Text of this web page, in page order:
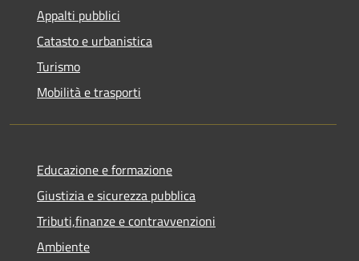
Appalti pubblici
Catasto e urbanistica
Turismo
Mobilità e trasporti
Educazione e formazione
Giustizia e sicurezza pubblica
Tributi,finanze e contravvenzioni
Ambiente